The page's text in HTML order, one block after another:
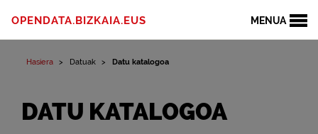
MENUA
OPENDATA.BIZKAIA.EUS
Hasiera Datuak Datu katalogoa
DATU KATALOGOA